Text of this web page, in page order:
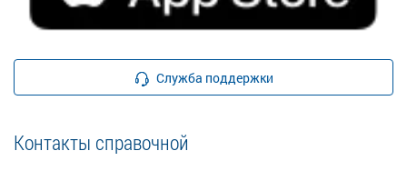
Служба поддержки
Контакты справочной